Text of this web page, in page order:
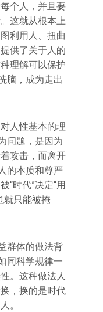
个人，并且要
这就从根本上
利用人、扭曲
供了关于人的
理解可以保护
脑，成为走出
人性基本的理
问题，是因为
攻击，而离开
的本质和尊严
“时代”决定“用
就只能被掩
群体的做法背
同科学规律一
。这种做法人
，换的是时代
。